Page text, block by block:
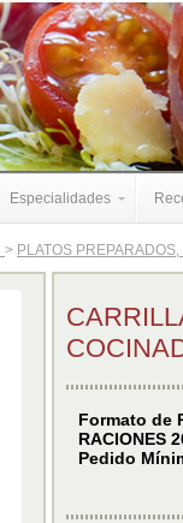
Especialidades
> PLATOS
Formato de
RACIONES
Pedido